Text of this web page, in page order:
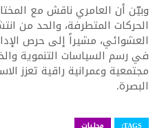
وبيّن أن العامري ناقش مع
الحركات المتطرفة، والحد من
العشوائي، مشيراً إلى حرص
في رسم السياسات التنموية
مجتمعية وعمرانية راقية تعزز
البصرة.